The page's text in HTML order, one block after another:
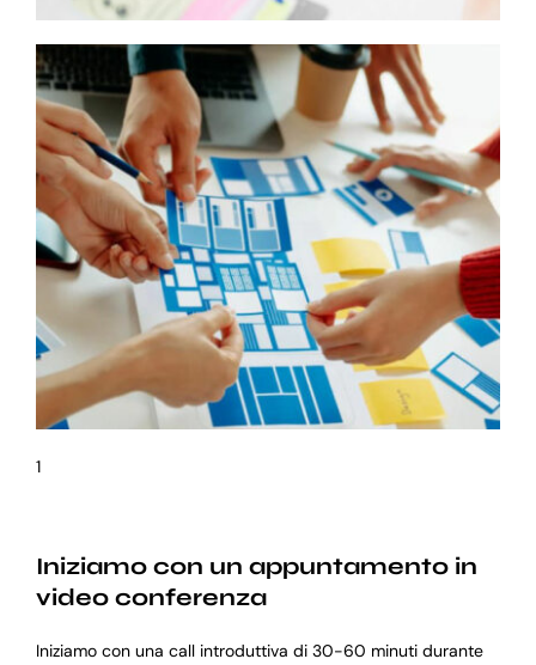
1
Iniziamo con un appuntamento in
video conferenza
Iniziamo con una call introduttiva di 30-60 minuti durante